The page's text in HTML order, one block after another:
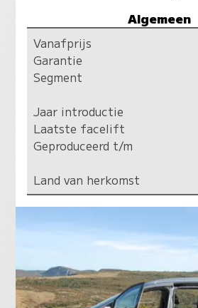
Algemeen
Vanafprijs
Garantie
Segment
Jaar introductie
Laatste facelift
Geproduceerd t/m
Land van herkomst